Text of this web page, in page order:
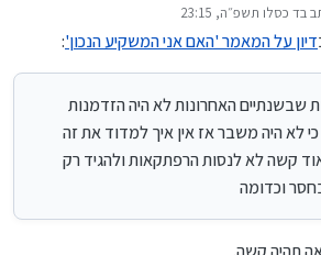
ממונף בחסר וכדומה
בד כסלו תשפ״ה, 23:15
לאחרונה על ידי
דיון על המאמר 'האם אני המשקיע הנכון':
שבשנתיים האחרונות לא היה הזדמנות
לא היה משבר אז אין איך למדוד את זה
קשה לא לנסות הרפתקאות ולהגיד רק
וכדומה